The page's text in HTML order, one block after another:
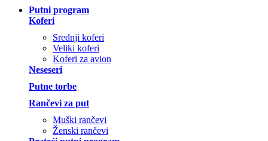
Putni program
Koferi
Srednji koferi
Veliki koferi
Koferi za avion
Neseseri
Putne torbe
Rančevi za put
Muški rančevi
Ženski rančevi